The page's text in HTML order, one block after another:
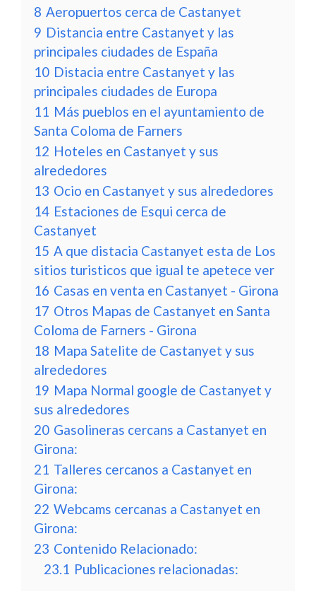
8 Aeropuertos cerca de Castanyet
9 Distancia entre Castanyet y las
principales ciudades de España
10 Distacia entre Castanyet y las
principales ciudades de Europa
11 Más pueblos en el ayuntamiento de
Santa Coloma de Farners
12 Hoteles en Castanyet y sus
alrededores
13 Ocio en Castanyet y sus alrededores
14 Estaciones de Esqui cerca de
Castanyet
15 A que distacia Castanyet esta de Los
sitios turisticos que igual te apetece ver
16 Casas en venta en Castanyet - Girona
17 Otros Mapas de Castanyet en Santa
Coloma de Farners - Girona
18 Mapa Satelite de Castanyet y sus
alrededores
19 Mapa Normal google de Castanyet y
sus alrededores
20 Gasolineras cercans a Castanyet en
Girona:
21 Talleres cercanos a Castanyet en
Girona:
22 Webcams cercanas a Castanyet en
Girona:
23 Contenido Relacionado:
23.1 Publicaciones relacionadas: